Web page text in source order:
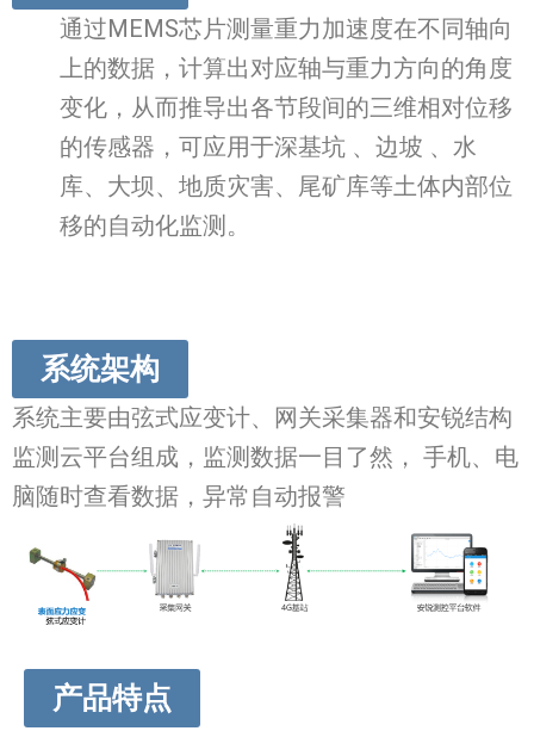
通过MEMS芯片测量重力加速度在不同轴向
上的数据，计算出对应轴与重力方向的角度
变化，从而推导出各节段间的三维相对位移
的传感器，可应用于深基坑 、边坡 、水
库、大坝、地质灾害、尾矿库等土体内部位
移的自动化监测。
系统架构
系统主要由弦式应变计、网关采集器和安锐结构
监测云平台组成，监测数据一目了然， 手机、电
脑随时查看数据，异常自动报警
产品特点